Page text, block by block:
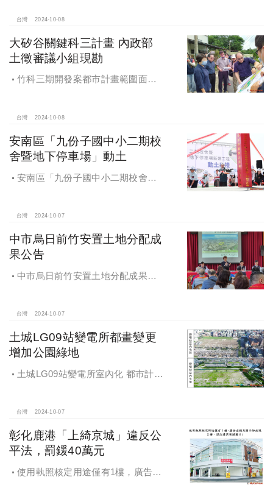
財政部國有財產署曾國基署長、桃園
賓，祈求工程順利進行。
台灣 2024-10-08
大矽谷關鍵科三計畫 內政部
土徵審議小組現勘
竹科三期開發案都市計畫範圍面積
分地區
台灣 2024-10-08
安南區「九份子國中小二期校
舍暨地下停車場」動土
安南區「九份子國中小二期校舍暨
台灣 2024-10-07
中市烏日前竹安置土地分配成
果公告
中市烏日前竹安置土地分配成果公
台灣 2024-10-07
土城LG09站變電所都畫變更
增加公園綠地
土城LG09站變電所室內化 都市計畫
台灣 2024-10-07
彰化鹿港「上綺京城」違反公
平法，罰鍰40萬元
使用執照核定用途僅有1樓，廣告宣